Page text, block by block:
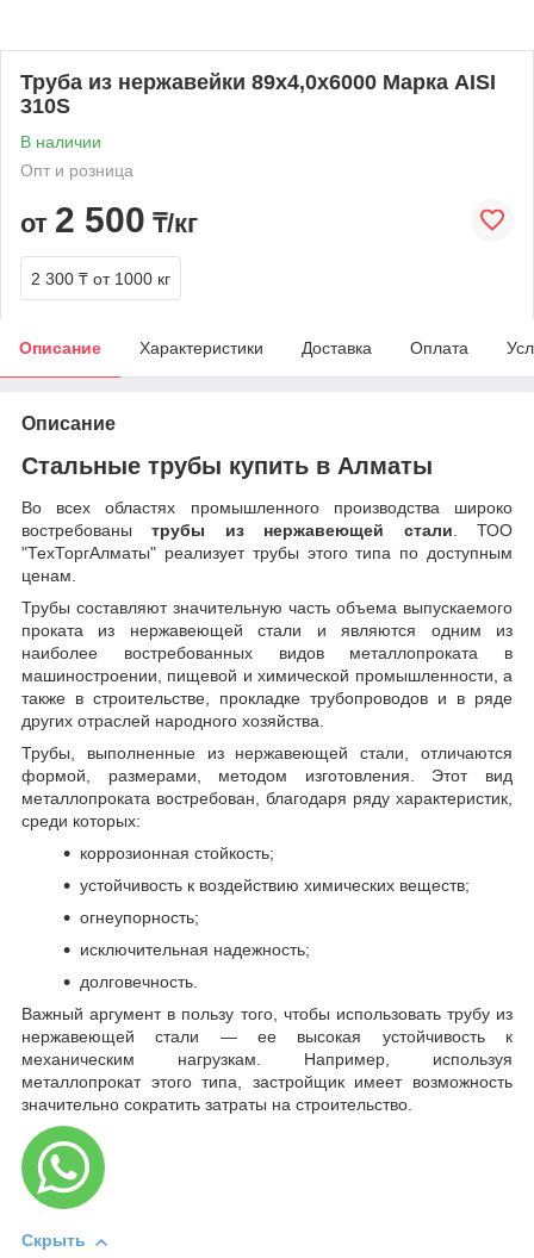
Труба из нержавейки 89х4,0х6000 Марка AISI
310S
В наличии
Опт и розница
от 2 500 ₸/кг
2 300 ₸ от 1000 кг
Описание Характеристики Доставка Оплата
Описание
Стальные трубы купить в Алматы
Во всех областях промышленного производства широко
востребованытрубы из нержавеющей стали. ТОО
"ТехТоргАлматы" реализует трубы этого типа по доступным
ценам.
Трубы составляют значительную часть объема выпускаемого
проката из нержавеющей стали и являются одним из
наиболее востребованных видов металлопроката в
машиностроении, пищевой и химической промышленности, а
также в строительстве, прокладке трубопроводов и в ряде
других отраслей народного хозяйства.
Трубы, выполненные из нержавеющей стали, отличаются
формой, размерами, методом изготовления. Этот вид
металлопроката востребован, благодаря ряду характеристик,
среди которых:
коррозионная стойкость;
устойчивость к воздействию химических веществ;
огнеупорность;
исключительная надежность;
долговечность.
Важный аргумент в пользу того, чтобы использовать трубу из
нержавеющей стали — ее высокая устойчивость к
механическим нагрузкам. Например, используя
металлопрокат этого типа, застройщик имеет возможность
значительно сократить затраты на строительство.
Скрыть